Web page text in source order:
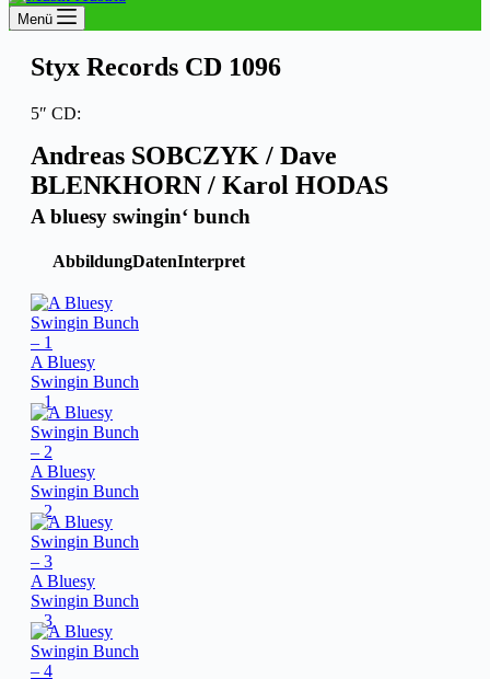
Menü
Styx Records CD 1096
5″ CD:
Andreas SOBCZYK / Dave
BLENKHORN / Karol HODAS
A bluesy swingin‘ bunch
AbbildungDatenInterpret
A Bluesy
Swingin Bunch
– 1
A Bluesy
Swingin Bunch
– 2
A Bluesy
Swingin Bunch
– 3